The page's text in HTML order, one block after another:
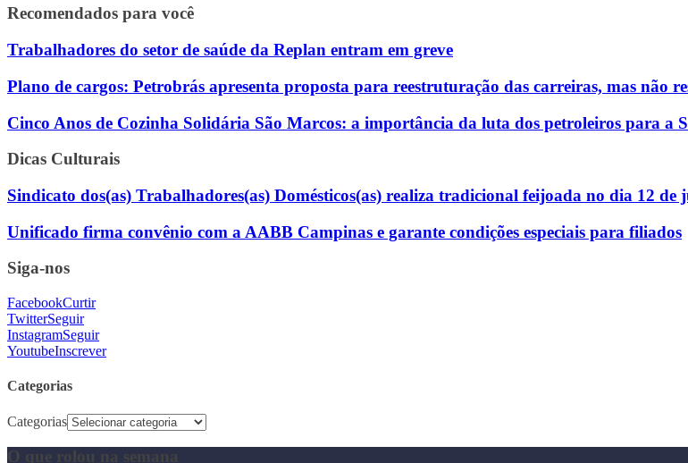
Recomendados para você
Trabalhadores do setor de saúde da Replan entram em greve
Plano de cargos: Petrobrás apresenta proposta para reestruturação das carreiras, mas não
Cinco Anos de Cozinha Solidária São Marcos: a importância da luta dos petroleiros para a
Dicas Culturais
Sindicato dos(as) Trabalhadores(as) Domésticos(as) realiza tradicional feijoada no dia 12 de
Unificado firma convênio com a AABB Campinas e garante condições especiais para filiados
Siga-nos
FacebookCurtir
TwitterSeguir
InstagramSeguir
YoutubeInscrever
Categorias
Categorias
O que rolou na semana